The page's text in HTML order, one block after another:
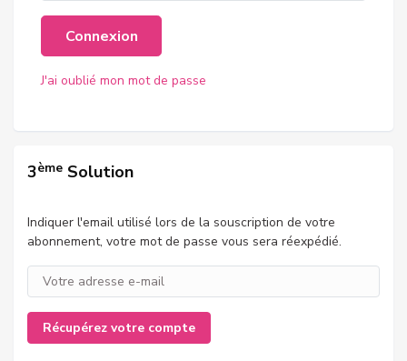
Connexion
J'ai oublié mon mot de passe
3ème Solution
Indiquer l'email utilisé lors de la souscription de votre
abonnement, votre mot de passe vous sera réexpédié.
Récupérez votre compte